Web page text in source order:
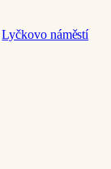
Lyčkovo náměstí